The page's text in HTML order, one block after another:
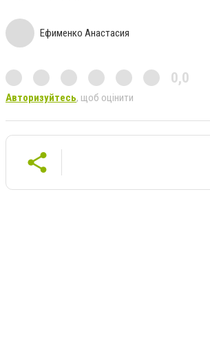
Ефименко Анастасия
0,0
Авторизуйтесь, щоб оцінити